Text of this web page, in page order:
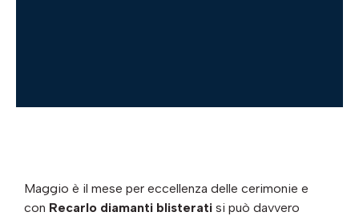
Maggio è il mese per eccellenza delle cerimonie e
con Recarlo diamanti blisterati si può davvero